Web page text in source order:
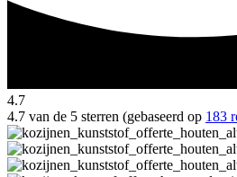
4.7
4.7 van de 5 sterren (gebaseerd op 183